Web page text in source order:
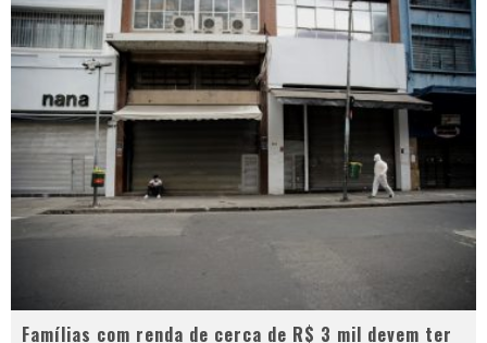
Famílias com renda de cerca de R$ 3 mil devem ter